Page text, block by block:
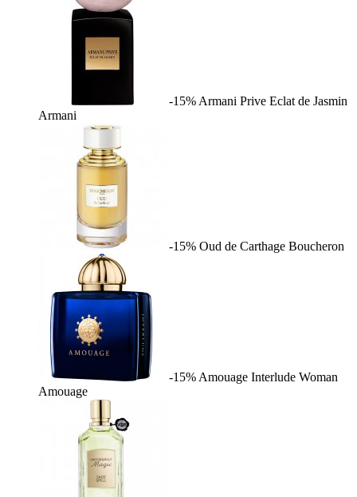
-15% Armani Prive Eclat de Jasmin
Armani
-15% Oud de Carthage Boucheron
-15% Amouage Interlude Woman
Amouage